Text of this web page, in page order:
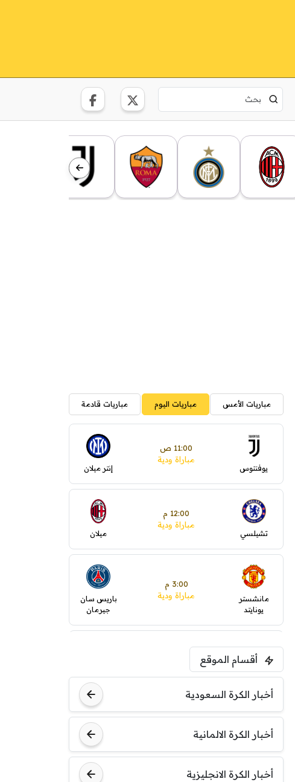
مباريات الأمس مباريات اليوم مباريات قادمة
يوفنتوس
11:00 ص
مباراة ودية
إنتر ميلان
تشيلسي
12:00 م
مباراة ودية
ميلان
مانشستر
يونايتد
3:00 م
مباراة ودية
باريس سان
جيرمان
فرينتسفاروشي ريال مدريد
مباراة ودية
نوتنغهام
فورست
أقسام الموقع
أخبار الكرة السعودية
أخبار الكرة الالمانية
أخبار الكرة الانجليزية